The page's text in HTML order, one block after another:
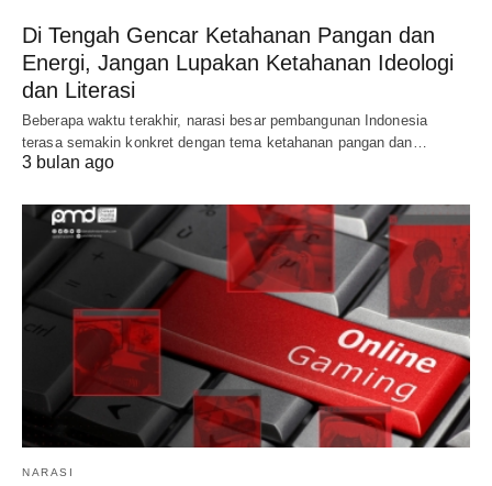
Di Tengah Gencar Ketahanan Pangan dan
Energi, Jangan Lupakan Ketahanan Ideologi
dan Literasi
Beberapa waktu terakhir, narasi besar pembangunan Indonesia
terasa semakin konkret dengan tema ketahanan pangan dan…
3 bulan ago
NARASI